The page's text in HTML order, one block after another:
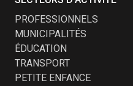
PROFESSIONNELS
MUNICIPALITÉS
ÉDUCATION
TRANSPORT
PETITE ENFANCE